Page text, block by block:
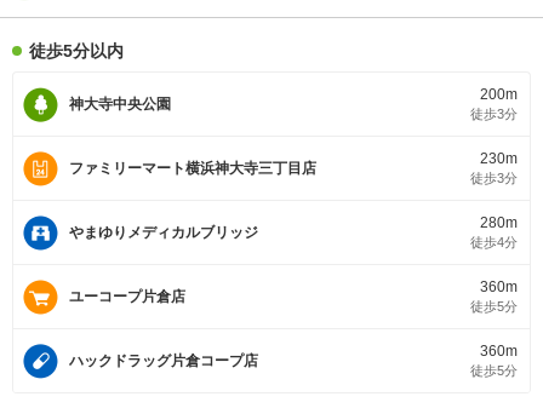
徒歩5分以内
神大寺中央公園
200m
徒歩3分
ファミリーマート横浜神大寺三丁目店
230m
徒歩3分
やまゆりメディカルブリッジ
280m
徒歩4分
ユーコープ片倉店
360m
徒歩5分
ハックドラッグ片倉コープ店
360m
徒歩5分